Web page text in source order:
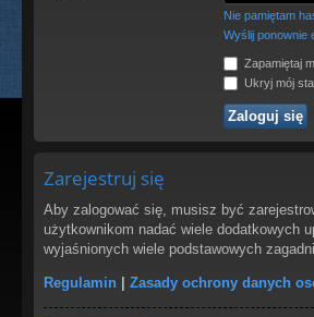
Nie pamiętam
Wyślij ponownie
Zapamiętaj
Ukryj mój
Zarejestruj się
Aby zalogować się, musisz być
użytkownikom nadać wiele dodatkowych
wyjaśnionych wiele podstawowych
Regulamin | Zasady ochrony danych